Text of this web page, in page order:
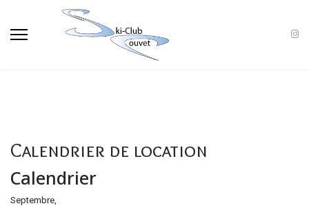
Calendrier de location
Calendrier
Septembre,